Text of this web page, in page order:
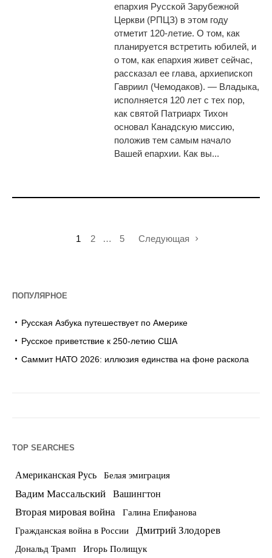
епархия Русской Зарубежной
Церкви (РПЦЗ) в этом году
отметит 120-летие. О том, как
планируется встретить юбилей, и
о том, как епархия живет сейчас,
рассказал ее глава, архиепископ
Гавриил (Чемодаков). — Владыка,
исполняется 120 лет с тех пор,
как святой Патриарх Тихон
основал Канадскую миссию,
положив тем самым начало
Вашей епархии. Как вы...
1 2 … 5 Следующая
ПОПУЛЯРНОЕ
Русская Азбука путешествует по Америке
Русское приветствие к 250-летию США
Саммит НАТО 2026: иллюзия единства на фоне раскола
TOP SEARCHES
Американская Русь Белая эмиграция
Вадим Массальский Вашингтон
Вторая мировая война Галина Епифанова
Гражданская война в России Дмитрий Злодорев
Дональд Трамп Игорь Полищук